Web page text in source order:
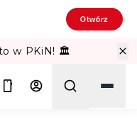
Otwórz
w PKiN! 🏛️